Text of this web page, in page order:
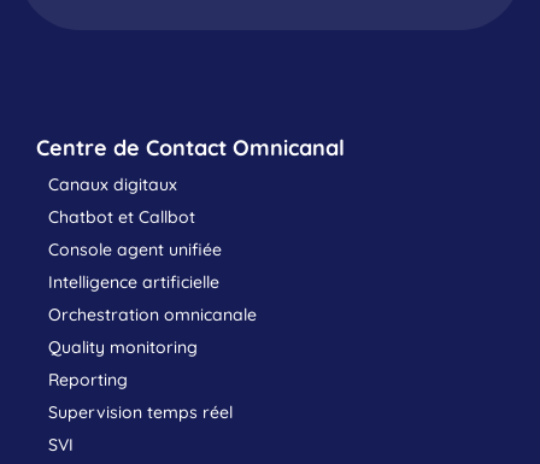
Centre de Contact Omnicanal
Canaux digitaux
Chatbot et Callbot
Console agent unifiée
Intelligence artificielle
Orchestration omnicanale
Quality monitoring
Reporting
Supervision temps réel
SVI